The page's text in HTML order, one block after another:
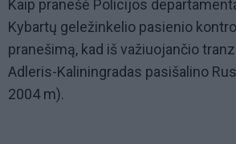
Kaip pranešė Policijos
Kybartų geležinkelio pasienio
pranešimą, kad iš važiuojančio
Adleris-Kaliningradas pasišalino
2004 m).